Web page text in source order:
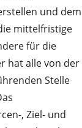
und dem
mittelfristige
für die
hat alle von der
Stelle
, Ziel- und